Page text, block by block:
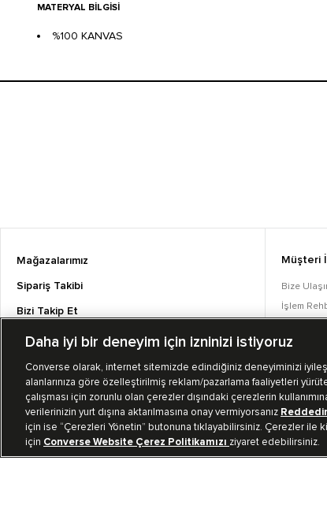
MATERYAL BILGISI
%100 KANVAS
Mağazalarımız
Sipariş Takibi
Bizi Takip Et
Müşteri
Bize
İşlem
Converse
TR | TUR
Daha iyi bir deneyim için izninizi istiyoruz
Converse olarak, internet sitemizde edindiğiniz deneyiminizi
alanlarınıza göre özelleştirilmiş reklam/pazarlama faaliyetleri
çalışması için zorunlu olan çerezler dışındaki çerezlerin
verilerinizin yurt dışına aktarılmasına onay vermiyorsanız
için ise “Çerezleri Yönetin” butonuna tıklayabilirsiniz. Çerezler
için Converse Website Çerez Politikamızı ziyaret edebilirsiniz.